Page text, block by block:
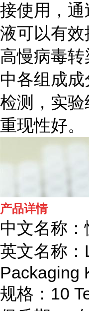
接使用，
液可以有
高慢病毒
中各组成
检测，实验
重现性好。
产品详情
中文名称
英文名称
Packaging
规格：10